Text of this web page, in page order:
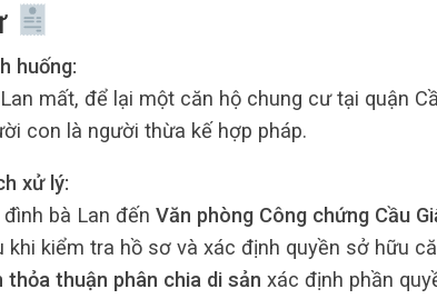
huống:
mất, để lại một căn hộ chung cư tại quận
con là người thừa kế hợp pháp.
xử lý:
đình bà Lan đến Văn phòng Công chứng Cầu
khi kiểm tra hồ sơ và xác định quyền sở hữu
thỏa thuận phân chia di sản xác định phần